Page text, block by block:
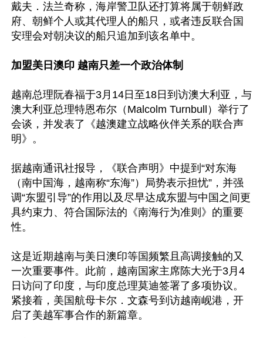
戴夫．法兰奇称，海岸警卫队还打算将属于朝鲜政
府、朝鲜个人或其代理人的船只，或者违反联合国
安理会对朝决议的船只追加到该名单中。
加盟美日澳印 越南只差一个政治体制
越南总理阮春福于3月14日至18日到访澳大利亚，与
澳大利亚总理特恩布尔（Malcolm Turnbull）举行了
会谈，并发表了《越澳建立战略伙伴关系的联合声
明》。
据越南通讯社报导，《联合声明》中提到“对东海
（南中国海，越南称“东海”）局势表示担忧”，并强
调“东盟引导”的作用以及尽早达成东盟与中国之间更
具约束力、符合国际法的《南海行为准则》的重要
性。
这是近期越南与美日澳印等国频繁且高调接触的又
一次重要事件。此前，越南国家主席陈大光于3月4
日访问了印度，与印度总理莫迪签署了多项协议。
紧接着，美国航母卡尔．文森号到访越南岘港，开
启了美越军事合作的新篇章。